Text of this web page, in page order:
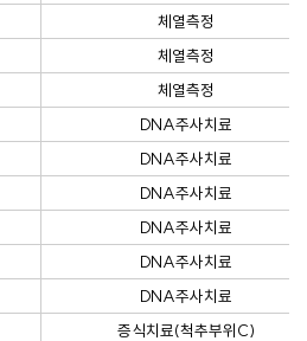
체열측정
체열측정
체열측정
DNA주사치료
DNA주사치료
DNA주사치료
DNA주사치료
DNA주사치료
DNA주사치료
증식치료(척추부위C)